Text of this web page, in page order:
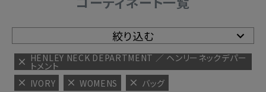
絞り込む
HENLEY NECK DEPARTMENT ／ ヘンリーネックデパー
トメント
IVORY
WOMENS バッグ